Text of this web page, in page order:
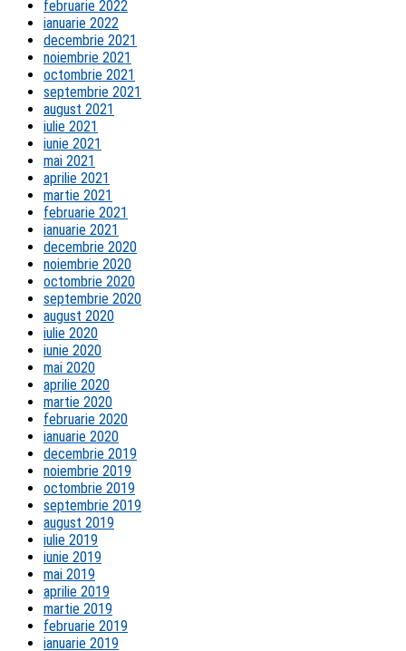
februarie 2022
ianuarie 2022
decembrie 2021
noiembrie 2021
octombrie 2021
septembrie 2021
august 2021
iulie 2021
iunie 2021
mai 2021
aprilie 2021
martie 2021
februarie 2021
ianuarie 2021
decembrie 2020
noiembrie 2020
octombrie 2020
septembrie 2020
august 2020
iulie 2020
iunie 2020
mai 2020
aprilie 2020
martie 2020
februarie 2020
ianuarie 2020
decembrie 2019
noiembrie 2019
octombrie 2019
septembrie 2019
august 2019
iulie 2019
iunie 2019
mai 2019
aprilie 2019
martie 2019
februarie 2019
ianuarie 2019